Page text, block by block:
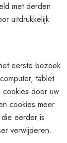
met derden
uitdrukkelijk
eerste bezoek
tablet
cookies door uw
cookies meer
eerder is
verwijderen.